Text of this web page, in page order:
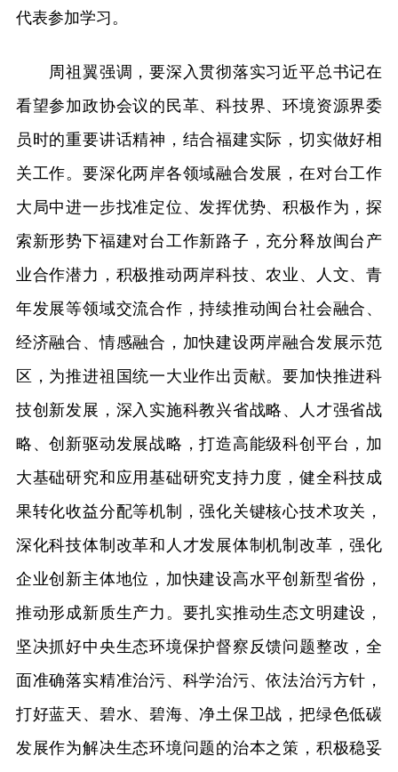
代表参加学习。
周祖翼强调，要深入贯彻落实习近平总书记在
看望参加政协会议的民革、科技界、环境资源界委
员时的重要讲话精神，结合福建实际，切实做好相
关工作。要深化两岸各领域融合发展，在对台工作
大局中进一步找准定位、发挥优势、积极作为，探
索新形势下福建对台工作新路子，充分释放闽台产
业合作潜力，积极推动两岸科技、农业、人文、青
年发展等领域交流合作，持续推动闽台社会融合、
经济融合、情感融合，加快建设两岸融合发展示范
区，为推进祖国统一大业作出贡献。要加快推进科
技创新发展，深入实施科教兴省战略、人才强省战
略、创新驱动发展战略，打造高能级科创平台，加
大基础研究和应用基础研究支持力度，健全科技成
果转化收益分配等机制，强化关键核心技术攻关，
深化科技体制改革和人才发展体制机制改革，强化
企业创新主体地位，加快建设高水平创新型省份，
推动形成新质生产力。要扎实推动生态文明建设，
坚决抓好中央生态环境保护督察反馈问题整改，全
面准确落实精准治污、科学治污、依法治污方针，
打好蓝天、碧水、碧海、净土保卫战，把绿色低碳
发展作为解决生态环境问题的治本之策，积极稳妥